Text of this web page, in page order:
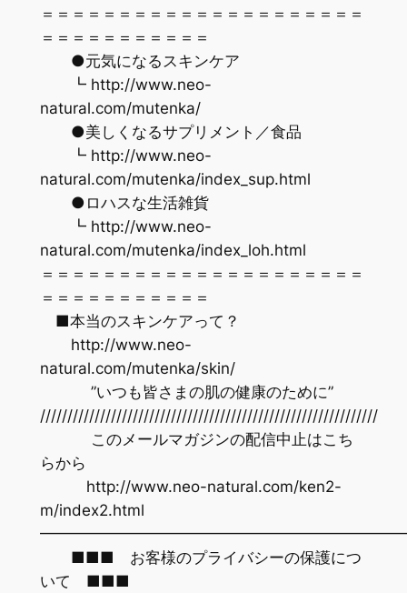
＝＝＝＝＝＝＝＝＝＝＝＝＝＝＝＝＝＝＝＝＝
＝＝＝＝＝＝＝＝＝＝＝
●元気になるスキンケア
┗ http://www.neo-
natural.com/mutenka/
●美しくなるサプリメント／食品
┗ http://www.neo-
natural.com/mutenka/index_sup.html
●ロハスな生活雑貨
┗ http://www.neo-
natural.com/mutenka/index_loh.html
＝＝＝＝＝＝＝＝＝＝＝＝＝＝＝＝＝＝＝＝＝
＝＝＝＝＝＝＝＝＝＝＝
■本当のスキンケアって？
http://www.neo-
natural.com/mutenka/skin/
”いつも皆さまの肌の健康のために”
//////////////////////////////////////////////////////////////
このメールマガジンの配信中止はこち
らから
http://www.neo-natural.com/ken2-
m/index2.html
■■■ お客様のプライバシーの保護につ
いて ■■■